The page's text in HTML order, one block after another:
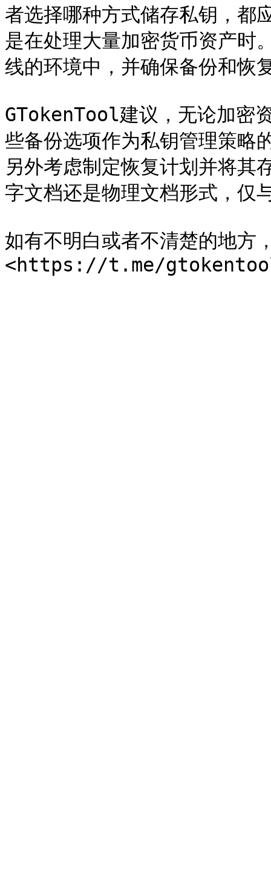
者选择哪种方式储存私钥，都
是在处理大量加密货币资产时
线的环境中，并确保备份和恢
GTokenTool建议，无论加密
些备份选项作为私钥管理策略
另外考虑制定恢复计划并将其
字文档还是物理文档形式，仅
如有不明白或者不清楚的地方